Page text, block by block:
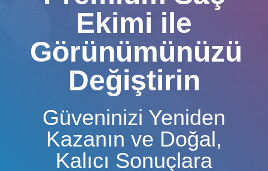
Ekimi ile
Görünümünüzü
Değiştirin
Güveninizi Yeniden
Kazanın ve Doğal,
Kalıcı Sonuçlara